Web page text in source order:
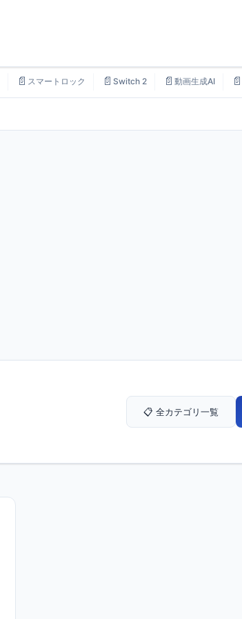
📄 スマートロック 📄 Switch 2 📄 動画生成AI 📄
📋 全カテゴリ一覧